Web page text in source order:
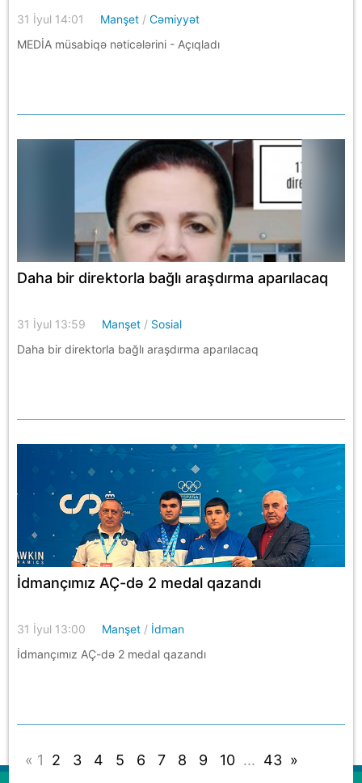
31 İyul 14:01 Manşet /Cəmiyyət
MEDİA müsabiqə nəticələrini - Açıqladı
Daha bir direktorla bağlı araşdırma aparılacaq
31 İyul 13:59 Manşet / Sosial
Daha bir direktorla bağlı araşdırma aparılacaq
İdmançımız AÇ-də 2 medal qazandı
31 İyul 13:00 Manşet / İdman
İdmançımız AÇ-də 2 medal qazandı
« 1 2 3 4 5 6 7 8 9 10 ... 43 »